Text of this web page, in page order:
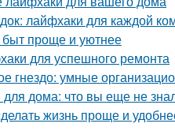
лайфхаки для каждой
быт проще и уютнее
для успешного ремонта
гнездо: умные
дома: что вы еще не
жизнь проще и